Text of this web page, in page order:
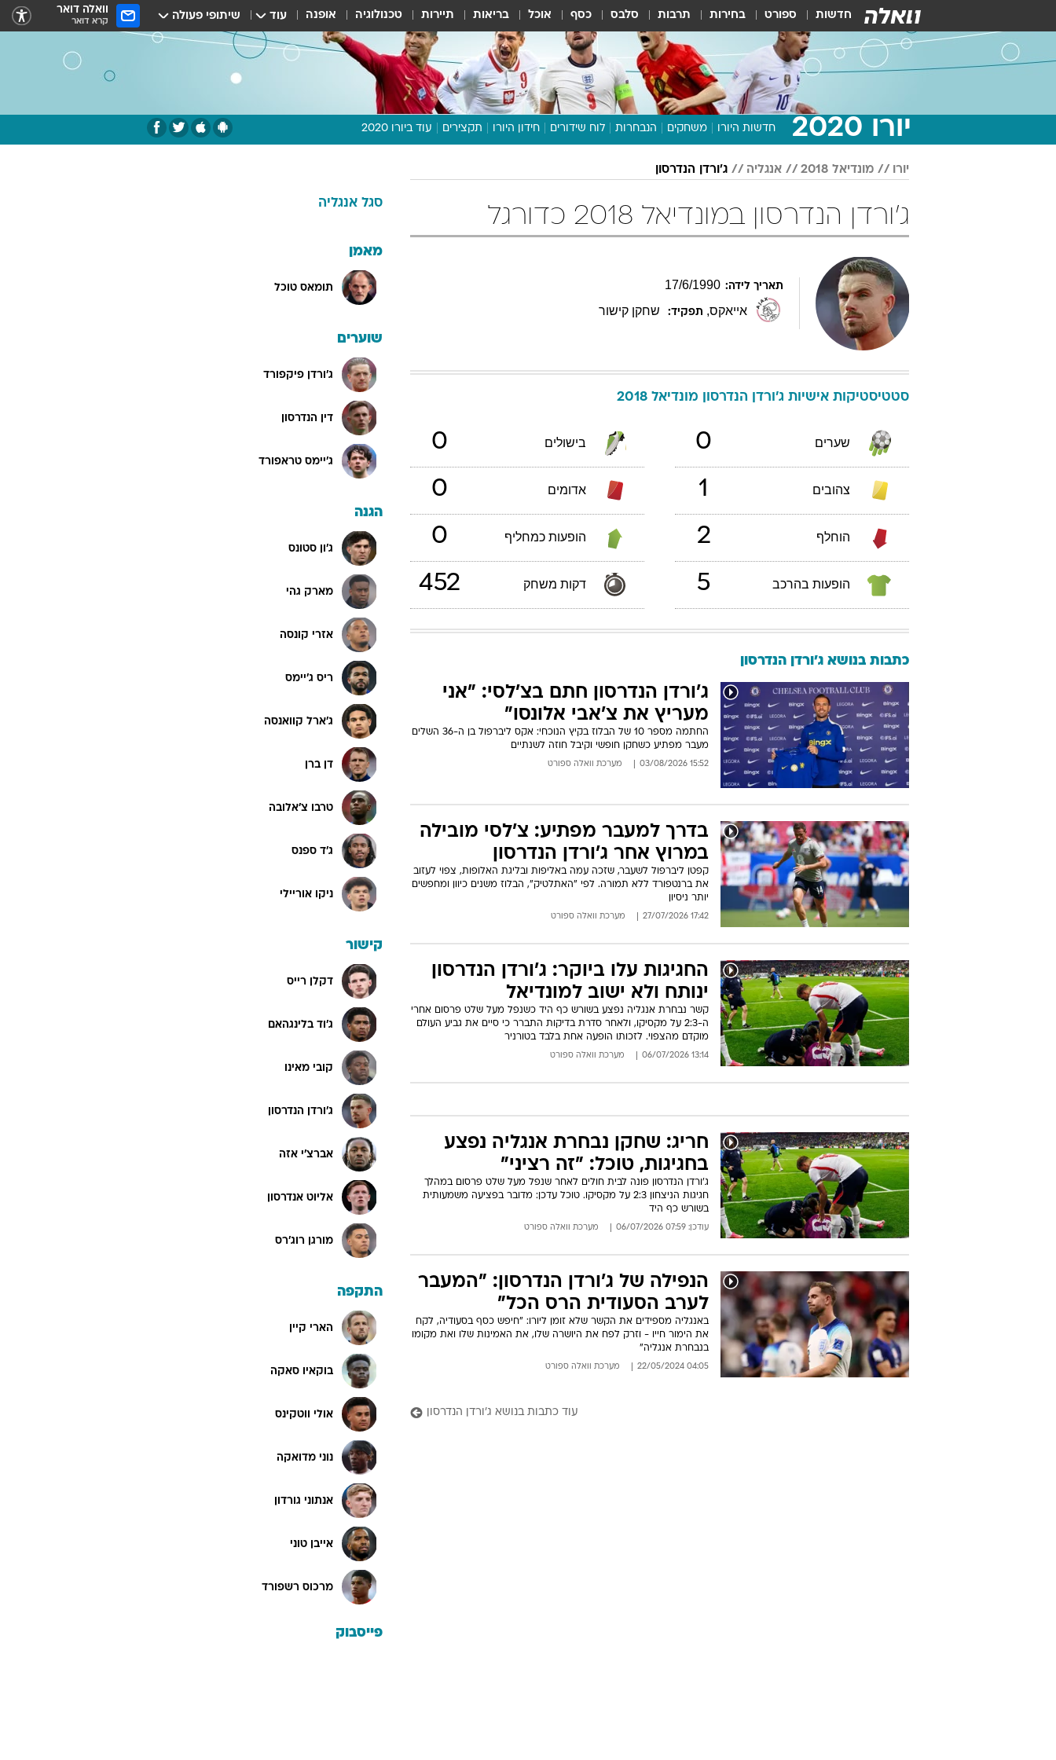
חדשות ספורט בחירות תרבות סלבס כסף אוכל בריאות תיירות טכנולוגיה אופנה עוד שיתופי פעולה וואלה דואר
קרא דואר
יורו 2020 חדשות היורו משחקים הנבחרות לוח שידורים חידון היורו תקצירים עוד ביורו 2020
תכנית היורו
דעות ופרשנויות
יורו מונדיאל 2018 אנגליה ג'ורדן הנדרסון
ג'ורדן הנדרסון במונדיאל 2018 כדורגל
תאריך לידה: 17/6/1990
אייאקס, תפקיד: שחקן קישור
סטטיסטיקות אישיות ג'ורדן הנדרסון מונדיאל 2018
שערים 0 בישולים 0
צהובים 1 אדומים 0
הוחלף 2 הופעות כמחליף 0
הופעות בהרכב 5 דקות משחק 452
כתבות בנושא ג'ורדן הנדרסון
ג'ורדן הנדרסון חתם בצ'לסי: "אני
מעריץ את צ'אבי אלונסו"
החתמה מספר 10 של הבלוז בקיץ הנוכחי: אקס ליברפול בן ה-36 השלים
מעבר מפתיע כשחקן חופשי וקיבל חוזה לשנתיים
15:52 03/08/2026 מערכת וואלה ספורט
בדרך למעבר מפתיע: צ'לסי מובילה
במרוץ אחר ג'ורדן הנדרסון
קפטן ליברפול לשעבר, שזכה עמה באליפות ובליגת האלופות, צפוי לעזוב
את ברנטפורד ללא תמורה. לפי "האתלטיק", הבלוז משנים כיוון ומחפשים
יותר ניסיון
17:42 27/07/2026 מערכת וואלה ספורט
החגיגות עלו ביוקר: ג'ורדן הנדרסון
ינותח ולא ישוב למונדיאל
קשר נבחרת אנגליה נפצע בשורש כף היד כשנפל מעל שלט פרסום אחרי
ה-2:3 על מקסיקו, ולאחר סדרת בדיקות התברר כי סיים את גביע העולם
מוקדם מהצפוי. לזכותו הופעה אחת בלבד בטורניר
13:14 06/07/2026 מערכת וואלה ספורט
חריג: שחקן נבחרת אנגליה נפצע
בחגיגות, טוכל: "זה רציני"
ג'ורדן הנדרסון פונה לבית חולים לאחר שנפל מעל שלט פרסום במהלך
חגיגות הניצחון 2:3 על מקסיקו. טוכל עדכן: מדובר בפציעה משמעותית
בשורש כף היד
עודכן: 07:59 06/07/2026 מערכת וואלה ספורט
הנפילה של ג'ורדן הנדרסון: "המעבר
לערב הסעודית הרס הכל"
באנגליה מספידים את הקשר שלא זומן ליורו: "חיפש כסף בסעודיה, לקח
את הימור חייו - וזרק לפח את היושרה שלו, את האמינות שלו ואת מקומו
בנבחרת אנגליה"
04:05 22/05/2024 מערכת וואלה ספורט
עוד כתבות בנושא ג'ורדן הנדרסון
סגל אנגליה
מאמן
תומאס טוכל
שוערים
ג'ורדן פיקפורד
דין הנדרסון
ג'יימס טראפורד
הגנה
ג'ון סטונס
מארק גהי
אזרי קונסה
ריס ג'יימס
ג'ארל קוואנסה
דן ברן
טרבו צ'אלובה
ג'ד ספנס
ניקו אוריילי
קישור
דקלן רייס
ג'וד בלינגהאם
קובי מאינו
ג'ורדן הנדרסון
אברצ'י אזה
אליוט אנדרסון
מורגן רוג'רס
התקפה
הארי קיין
בוקאיו סאקה
אולי ווטקינס
נוני מדואקה
אנתוני גורדון
אייבן טוני
מרכוס רשפורד
פייסבוק